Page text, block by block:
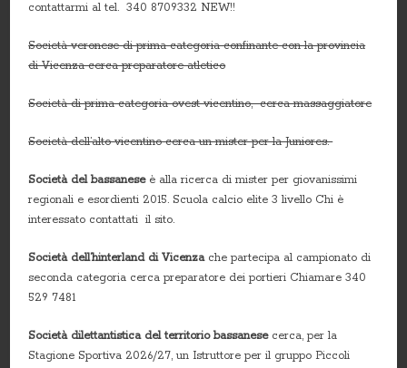
contattarmi al tel. 340 8709332 NEW!!
Società veronese di prima categoria confinante con la provincia
di Vicenza cerca preparatore atletico
Società di prima categoria ovest vicentino, cerca massaggiatore
Società dell’alto vicentino cerca un mister per la Juniores.
Società del bassaneseè alla ricerca di mister per giovanissimi
regionali e esordienti 2015. Scuola calcio elite 3 livello Chi è
interessato contattati il sito.
Società dell’hinterland di Vicenzache partecipa al campionato di
seconda categoria cerca preparatore dei portieri Chiamare 340
529 7481
Società dilettantistica del territorio bassanesecerca, per la
Stagione Sportiva 2026/27, un Istruttore per il gruppo Piccoli